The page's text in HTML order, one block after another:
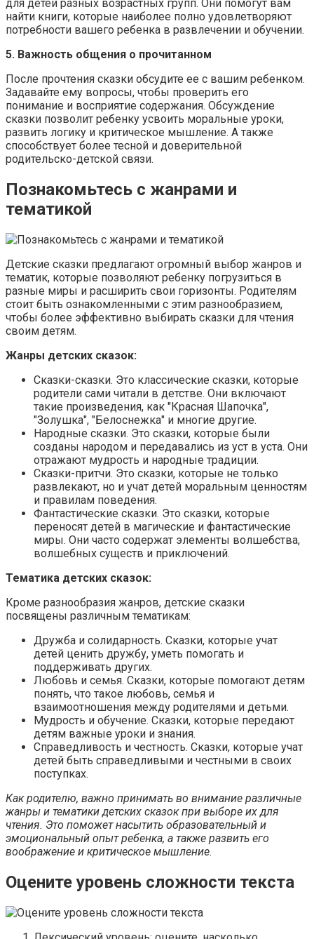
для детей разных возрастных групп. Они помогут вам
найти книги, которые наиболее полно удовлетворяют
потребности вашего ребенка в развлечении и обучении.
5. Важность общения о прочитанном
После прочтения сказки обсудите ее с вашим ребенком.
Задавайте ему вопросы, чтобы проверить его
понимание и восприятие содержания. Обсуждение
сказки позволит ребенку усвоить моральные уроки,
развить логику и критическое мышление. А также
способствует более тесной и доверительной
родительско-детской связи.
Познакомьтесь с жанрами и
тематикой
Детские сказки предлагают огромный выбор жанров и
тематик, которые позволяют ребенку погрузиться в
разные миры и расширить свои горизонты. Родителям
стоит быть ознакомленными с этим разнообразием,
чтобы более эффективно выбирать сказки для чтения
своим детям.
Жанры детских сказок:
Сказки-сказки. Это классические сказки, которые
родители сами читали в детстве. Они включают
такие произведения, как "Красная Шапочка",
"Золушка", "Белоснежка" и многие другие.
Народные сказки. Это сказки, которые были
созданы народом и передавались из уст в уста. Они
отражают мудрость и народные традиции.
Сказки-притчи. Это сказки, которые не только
развлекают, но и учат детей моральным ценностям
и правилам поведения.
Фантастические сказки. Это сказки, которые
переносят детей в магические и фантастические
миры. Они часто содержат элементы волшебства,
волшебных существ и приключений.
Тематика детских сказок:
Кроме разнообразия жанров, детские сказки
посвящены различным тематикам:
Дружба и солидарность. Сказки, которые учат
детей ценить дружбу, уметь помогать и
поддерживать других.
Любовь и семья. Сказки, которые помогают детям
понять, что такое любовь, семья и
взаимоотношения между родителями и детьми.
Мудрость и обучение. Сказки, которые передают
детям важные уроки и знания.
Справедливость и честность. Сказки, которые учат
детей быть справедливыми и честными в своих
поступках.
Как родителю, важно принимать во внимание различные
жанры и тематики детских сказок при выборе их для
чтения. Это поможет насытить образовательный и
эмоциональный опыт ребенка, а также развить его
воображение и критическое мышление.
Оцените уровень сложности текста